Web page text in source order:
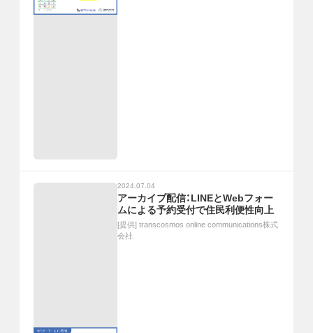
2024.07.04
アーカイブ配信：LINEとWebフォー
ムによる予約受付で住民利便性向上
[提供] transcosmos online communications株式
会社